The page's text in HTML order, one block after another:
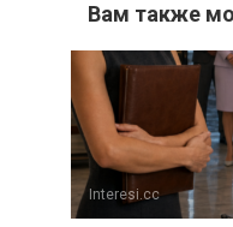
Вам также
Interesi.cc